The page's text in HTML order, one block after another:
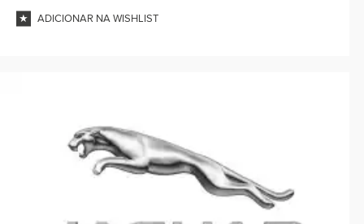
ADICIONAR NA WISHLIST